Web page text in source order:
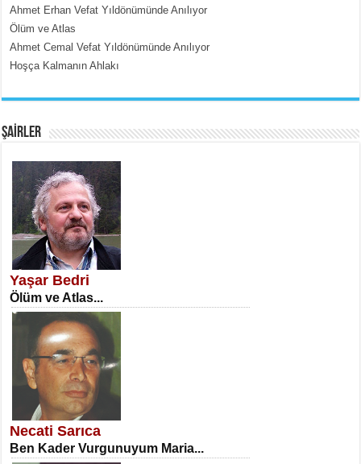
SATILMIŞ ÜMİT ÇETİNKAYA
Erkenlik...
NECLA DİLEK ARSLAN
Öğretmenler Günü Mahkemesi...
Ahmet Erhan Vefat Yıldönümünde Anılıyor
Ölüm ve Atlas
Ahmet Cemal Vefat Yıldönümünde Anılıyor
Hoşça Kalmanın Ahlakı
ŞAİRLER
Yaşar Bedri
Ölüm ve Atlas...
Necati Sarıca
Ben Kader Vurgunuyum Maria...